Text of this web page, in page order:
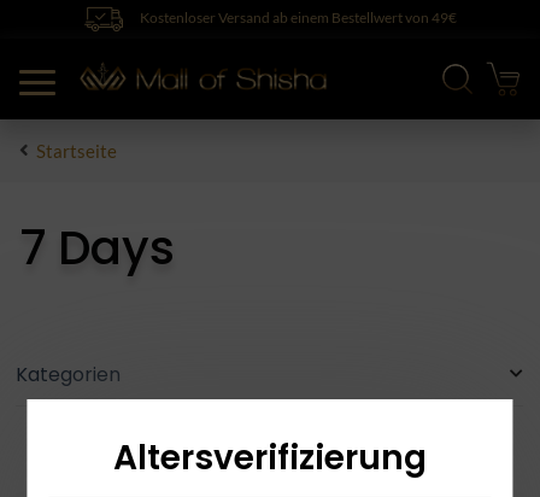
Kostenloser Versand ab einem Bestellwert von 49€
Startseite
7 Days
Kategorien
Altersverifizierung